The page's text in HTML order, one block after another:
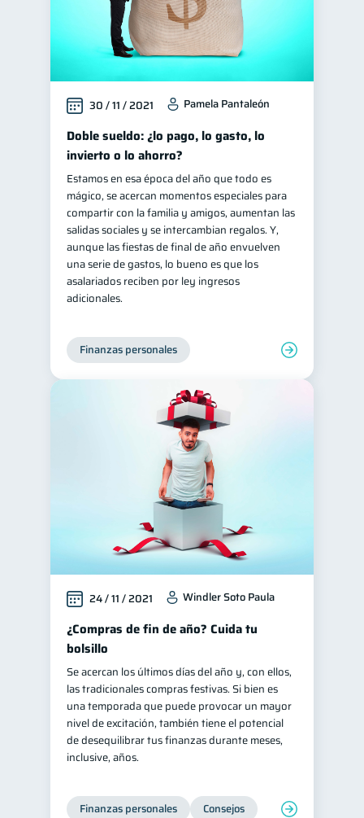
30 / 11 / 2021 Pamela Pantaleón
Doble sueldo: ¿lo pago, lo gasto, lo
invierto o lo ahorro?
Estamos en esa época del año que todo es
mágico, se acercan momentos especiales para
compartir con la familia y amigos, aumentan las
salidas sociales y se intercambian regalos. Y,
aunque las fiestas de final de año envuelven
una serie de gastos, lo bueno es que los
asalariados reciben por ley ingresos
adicionales.
Finanzas personales
24 / 11 / 2021 Windler Soto Paula
¿Compras de fin de año? Cuida tu
bolsillo
Se acercan los últimos días del año y, con ellos,
las tradicionales compras festivas. Si bien es
una temporada que puede provocar un mayor
nivel de excitación, también tiene el potencial
de desequilibrar tus finanzas durante meses,
inclusive, años.
Finanzas personales Consejos